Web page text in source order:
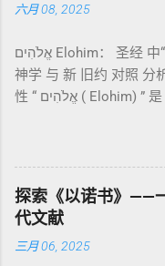
祂的子民得洁净并维系
记》强调他们的洁净、
司是 圣所的看守者、律
败（如拿答与亚比户擅
限 第11–15章讲述关于
与不洁”的律例。其目的
秩序感 ，帮助以色列人
罪”，而是不妨碍与神交
16章描述每年一次的“赎
大体由五部分组成（作
通婚、巨人（尼非利人
《比喻/相似喻之书》（
者/义者 ”，刻画末世审
：以异象回顾以色列史
：智慧训诫、“祸哉”、
以诺书》（斯拉夫文）
期以诺传统，不等同于
它是新约作者与读者共
呼应 犹大书14–15 几乎
六月 08, 2025
אֱלֹהִים Elohim： 圣经 中“ 神” 的 多重 面貌 —— 语 义、 语法、
神学 与 新 旧约 对照 分
性 “ אֱלֹהִים ( Elohim) ” 是 希伯来 圣经 中 最 常用 来 指“ 神” 的
者”。 ✦ 语法 现象：
世 记 1: 1）； 在 其他
神、 属 灵 存在、 审判
义 和 神学 定位 。 二、
示例 分类 类型 用法 说
探索《以诺书》——
代文献
三月 06, 2025